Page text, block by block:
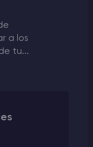
a los
tu...